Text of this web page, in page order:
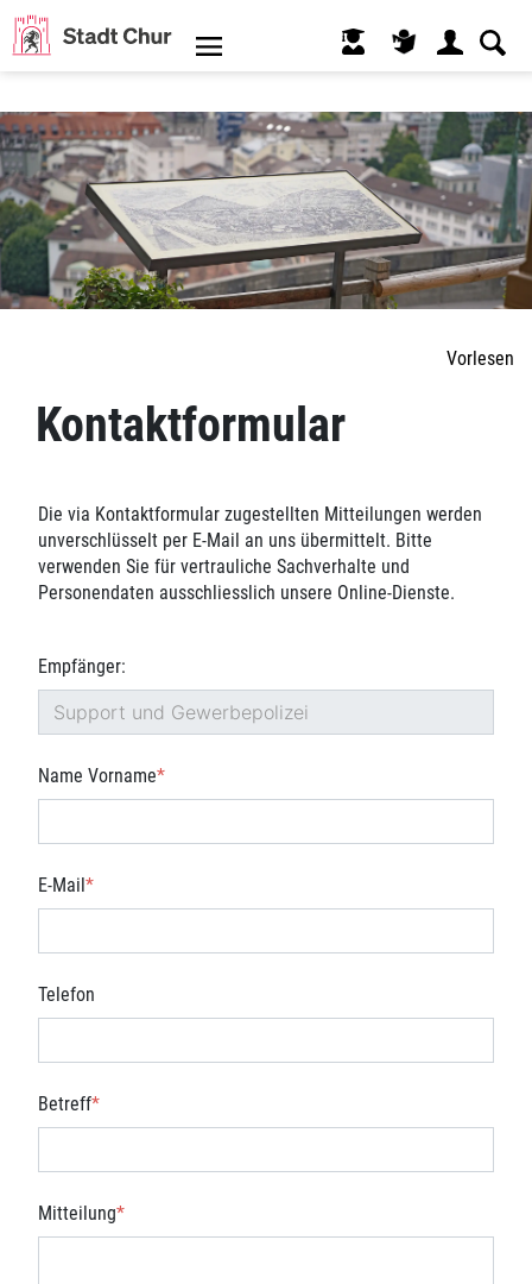
Kopfzeile
Vorlesen
Kontaktformular
Die via Kontaktformular zugestellten Mitteilungen werden
unverschlüsselt per E-Mail an uns übermittelt. Bitte
verwenden Sie für vertrauliche Sachverhalte und
Personendaten ausschliesslich unsere Online-Dienste.
Empfänger:
Name Vorname*
E-Mail*
Telefon
Betreff*
Mitteilung*